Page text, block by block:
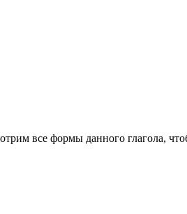
все формы данного глагола,